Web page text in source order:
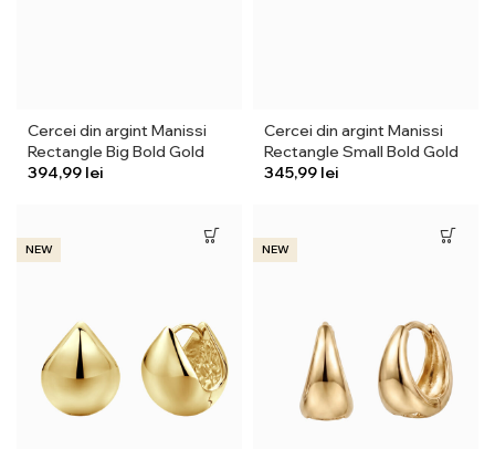
Cercei din argint Manissi
Rectangle Big Bold Gold
lei
Cercei din argint Manissi
Rectangle Small Bold Gold
lei
NEW NEW